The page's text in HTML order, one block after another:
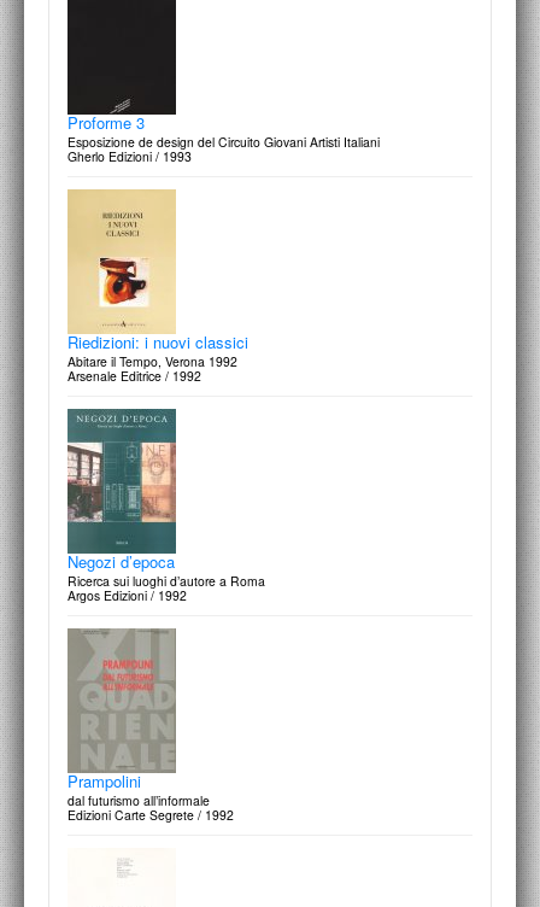
Proforme 3
Esposizione de design del Circuito Giovani Artisti Italiani
Gherlo Edizioni / 1993
Riedizioni: i nuovi classici
Abitare il Tempo, Verona 1992
Arsenale Editrice / 1992
Negozi d’epoca
Ricerca sui luoghi d’autore a Roma
Argos Edizioni / 1992
Prampolini
dal futurismo all’informale
Edizioni Carte Segrete / 1992